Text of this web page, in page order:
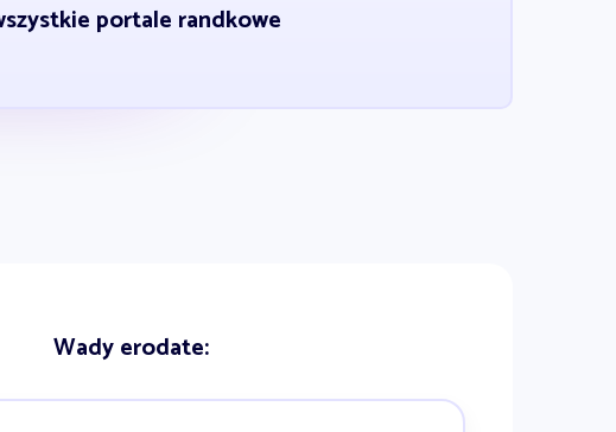
portale randkowe
Wady erodate: